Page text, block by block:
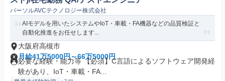
パーソルAVCテクノロジー株式会社
AIモデルを用いたシステムやIoT・車載・FA機器などの品質検証と
自動化推進をお任せします...
大阪府高槻市
月給41万5000円～66万5000円
必要な経験・能力等 【必須】C言語によるソフトウェア開発経
験があり、IoT・車載・FA...